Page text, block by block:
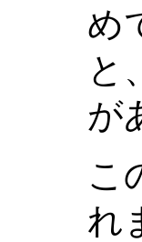
め
と
が
こ
れ